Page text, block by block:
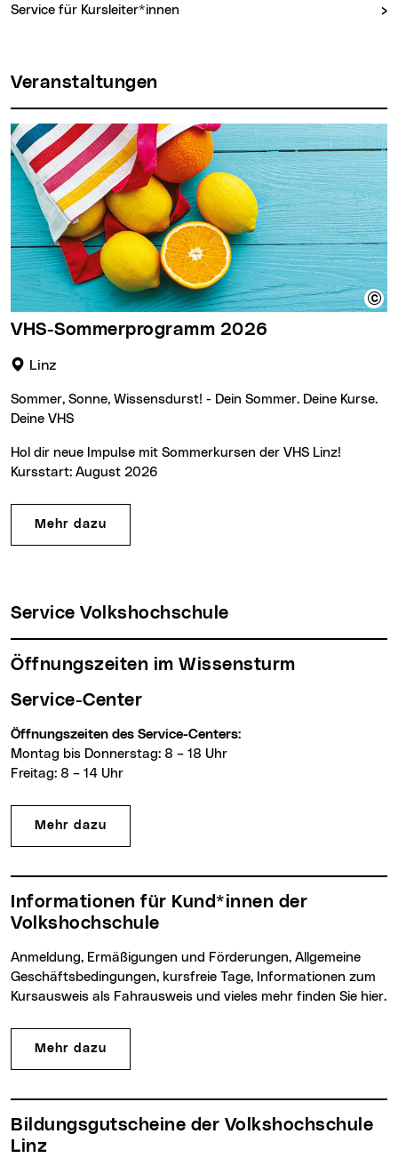
Service für Kursleiter*innen
Veranstaltungen
VHS-Sommerprogramm 2026
Veranstaltungsort:
Linz
Sommer, Sonne, Wissensdurst! - Dein Sommer. Deine Kurse.
Deine VHS
Hol dir neue Impulse mit Sommerkursen der VHS Linz!
Kursstart: August 2026
Mehr dazu
Service Volkshochschule
Öffnungszeiten im Wissensturm
Service-Center
Öffnungszeiten des Service-Centers:
Montag bis Donnerstag: 8 – 18 Uhr
Freitag: 8 – 14 Uhr
Mehr dazu
Volkshochschule
Anmeldung, Ermäßigungen und Förderungen, Allgemeine
Geschäftsbedingungen, kursfreie Tage, Informationen zum
Kursausweis als Fahrausweis und vieles mehr finden Sie hier.
Mehr dazu
Bildungsgutscheine der Volkshochschule
Linz